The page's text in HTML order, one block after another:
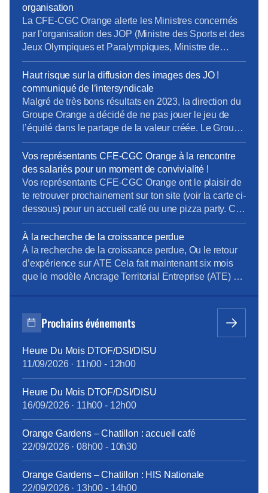
péril la mise en œuvre de ces mesures et menace le
bon déroulement des Jeux, […]
organisation
La CFE-CGC Orange alerte les Ministres concernés
par l’organisation des JOP (Ministre des Sports et des
Jeux Olympiques et Paralympiques, Ministre de
l’Intérieur, Ministre de l’Economie et des Finance) et
leur adresse un courrier sur la politique actuelle
d’Orange en matière de : – délocalisation, – PDV, –
recours à la sous-traitance, – congés des […]
Haut risque sur la diffusion des images des JO !
communiqué de l’intersyndicale
Malgré de très bons résultats en 2023, la direction du
Groupe Orange a décidé de ne pas jouer le jeu de
l’équité dans le partage de la valeur créée. Le Groupe
a dégagé près de 3 milliards d’euros de résultat net.
La direction en distribue près de 65% aux
actionnaires et seulement 3% à l’augmentation […]
Vos représentants CFE-CGC Orange à la rencontre
des salariés pour un moment de convivialité !
Vos représentants CFE-CGC Orange ont le plaisir de
te retrouver prochainement sur ton site (voir la carte ci-
dessous) pour un accueil café ou une pizza party. Ce
sera un moment de convivialité, d’échange et de
partage entre collègues. Au plaisir de vous retrouver
dès le mois de septembre !
À la recherche de la croissance perdue
À la recherche de la croissance perdue, Ou le retour
d’expérience sur ATE Cela fait maintenant six mois
que le modèle Ancrage Territorial Entreprise (ATE) est
sont trompeurs. Le management est devenu hyper
contrôlant et bride l’autonomie des équipes. Les […]
Prochains événements
Heure Du Mois DTOF/DSI/DISU
11/09/2026· 11h00 - 12h00
Heure Du Mois DTOF/DSI/DISU
16/09/2026· 11h00 - 12h00
Orange Gardens – Chatillon : accueil café
22/09/2026· 08h00 - 10h30
Orange Gardens – Chatillon : HIS Nationale
22/09/2026· 13h00 - 14h00